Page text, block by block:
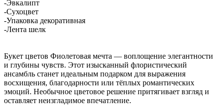
-Эвкалипт
-Сухоцвет
-Упаковка декоративная
-Лента шелк
Букет цветов Фиолетовая мечта — воплощение элегантности
и глубины чувств. Этот изысканный флористический
ансамбль станет идеальным подарком для выражения
восхищения, благодарности или тёплых романтических
эмоций. Необычное цветовое решение притягивает взгляд и
оставляет неизгладимое впечатление.